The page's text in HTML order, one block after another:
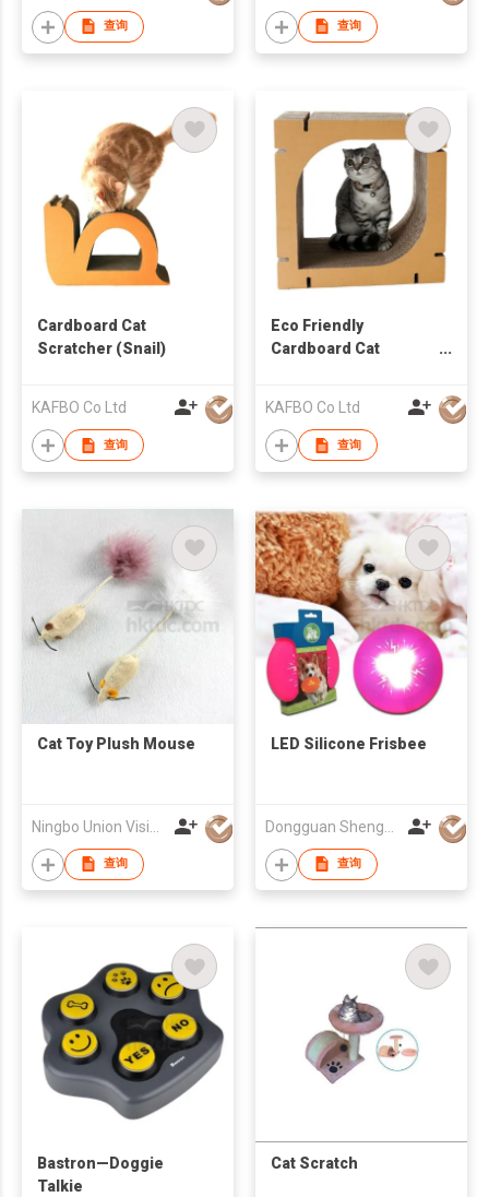
查询 查询
Cardboard Cat
Scratcher (Snail)
KAFBO Co Ltd
查询
Eco Friendly
Cardboard Cat
KAFBO Co Ltd
查询
Cat Toy Plush Mouse
查询
LED Silicone Frisbee
查询
Bastron—Doggie
Talkie
Cat Scratch